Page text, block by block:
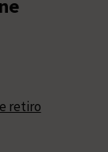
retiro